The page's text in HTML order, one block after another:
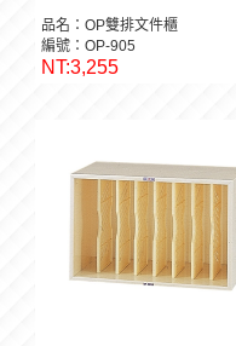
品名：OP雙排文件櫃
編號：OP-905
NT:3,255